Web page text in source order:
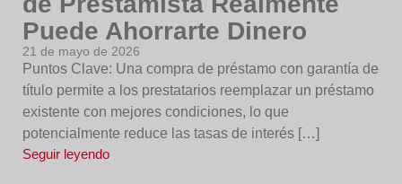
Puede Ahorrarte Dinero
21 de mayo de 2026
Puntos Clave: Una compra de préstamo con garantía de
título permite a los prestatarios reemplazar un préstamo
existente con mejores condiciones, lo que
potencialmente reduce las tasas de interés […]
Seguir leyendo